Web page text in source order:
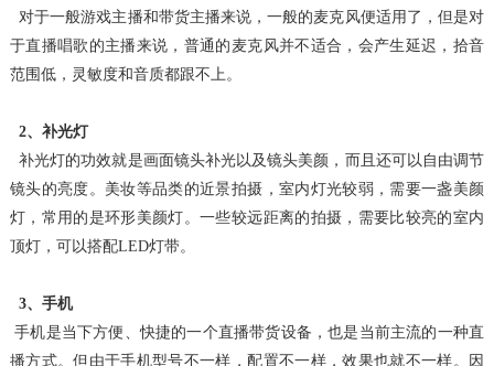
对于一般游戏主播和带货主播来说，一般的麦克风便适用了，但是对
于直播唱歌的主播来说，普通的麦克风并不适合，会产生延迟，拾音
范围低，灵敏度和音质都跟不上。
2、补光灯
补光灯的功效就是画面镜头补光以及镜头美颜，而且还可以自由调节
镜头的亮度。美妆等品类的近景拍摄，室内灯光较弱，需要一盏美颜
灯，常用的是环形美颜灯。一些较远距离的拍摄，需要比较亮的室内
顶灯，可以搭配LED灯带。
3、手机
手机是当下方便、快捷的一个直播带货设备，也是当前主流的一种直
播方式。但由于手机型号不一样，配置不一样，效果也就不一样。因